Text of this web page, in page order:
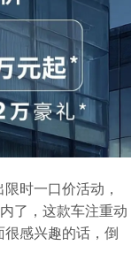
时一口价活动，
了，这款车注重动
感兴趣的话，倒